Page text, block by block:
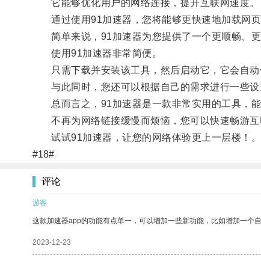
它能够优化用户的网络连接，提升互联网速度。
通过使用91加速器，您将能够更快速地加载网页
简单来说，91加速器为您提供了一个更顺畅、更
使用91加速器非常简便。
只需下载并安装该工具，然后启动它，它会自动
与此同时，您还可以根据自己的需求进行一些设
总而言之，91加速器是一款非常实用的工具，能
不再为网络链接缓慢而烦恼，您可以快速畅游互
试试91加速器，让您的网络体验更上一层楼！。
#18#
评论
游客
这款加速器app的功能有点单一，可以增加一些新功能，比如增加一个自
2023-12-23